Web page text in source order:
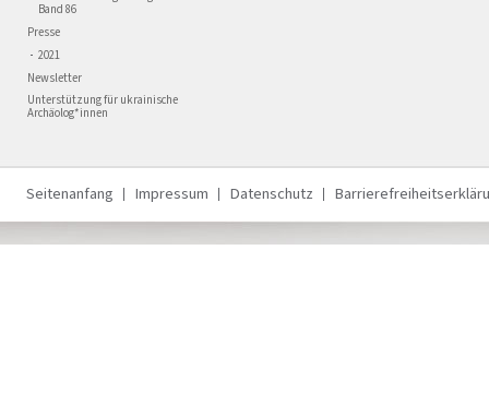
Band 86
Presse
2021
Newsletter
Unterstützung für ukrainische
Archäolog*innen
Seitenanfang Impressum Datenschutz